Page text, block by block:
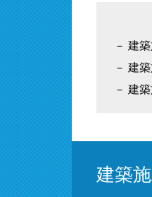
建
建
建
建築